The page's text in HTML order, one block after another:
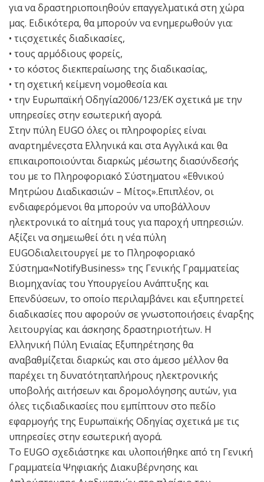
για να δραστηριοποιηθούν επαγγελματικά στη χώρα
μας. Ειδικότερα, θα μπορούν να ενημερωθούν για:
• τιςσχετικές διαδικασίες,
• τους αρμόδιους φορείς,
• το κόστος διεκπεραίωσης της διαδικασίας,
• τη σχετική κείμενη νομοθεσία και
• την Ευρωπαϊκή Οδηγία2006/123/ΕΚ σχετικά με την
υπηρεσίες στην εσωτερική αγορά.
Στην πύλη EUGO όλες οι πληροφορίες είναι
αναρτημένεςστα Ελληνικά και στα Αγγλικά και θα
επικαιροποιούνται διαρκώς μέσωτης διασύνδεσής
του με το Πληροφοριακό Σύστηματου «Εθνικού
Μητρώου Διαδικασιών – Μίτος».Επιπλέον, οι
ενδιαφερόμενοι θα μπορούν να υποβάλλουν
ηλεκτρονικά το αίτημά τους για παροχή υπηρεσιών.
Αξίζει να σημειωθεί ότι η νέα πύλη
EUGOδιαλειτουργεί με το Πληροφοριακό
Σύστημα«NotifyBusiness» της Γενικής Γραμματείας
Βιομηχανίας του Υπουργείου Ανάπτυξης και
Επενδύσεων, το οποίο περιλαμβάνει και εξυπηρετεί
διαδικασίες που αφορούν σε γνωστοποιήσεις έναρξης
λειτουργίας και άσκησης δραστηριοτήτων. Η
Ελληνική Πύλη Ενιαίας Εξυπηρέτησης θα
αναβαθμίζεται διαρκώς και στο άμεσο μέλλον θα
παρέχει τη δυνατότηταπλήρους ηλεκτρονικής
υποβολής αιτήσεων και δρομολόγησης αυτών, για
όλες τιςδιαδικασίες που εμπίπτουν στο πεδίο
εφαρμογής της Ευρωπαϊκής Οδηγίας σχετικά με τις
υπηρεσίες στην εσωτερική αγορά.
Το EUGO σχεδιάστηκε και υλοποιήθηκε από τη Γενική
Γραμματεία Ψηφιακής Διακυβέρνησης και